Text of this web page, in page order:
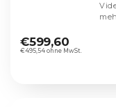
durchschnittliche
Produktbewertung
€495,54 ohne MwSt.
€599,60